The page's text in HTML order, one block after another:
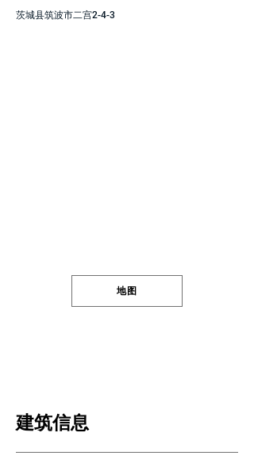
茨城县筑波市二宫2-4-3
地图
建筑信息